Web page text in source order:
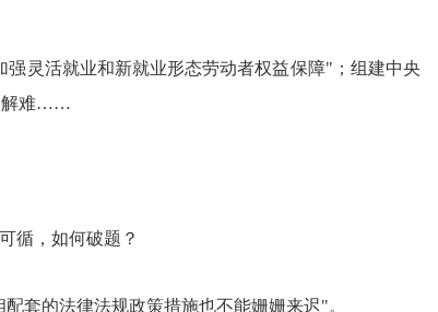
灵活就业和新就业形态劳动者权益保障"；组建中央
解难……
循，如何破题？
套的法律法规政策措施也不能姗姗来迟"。